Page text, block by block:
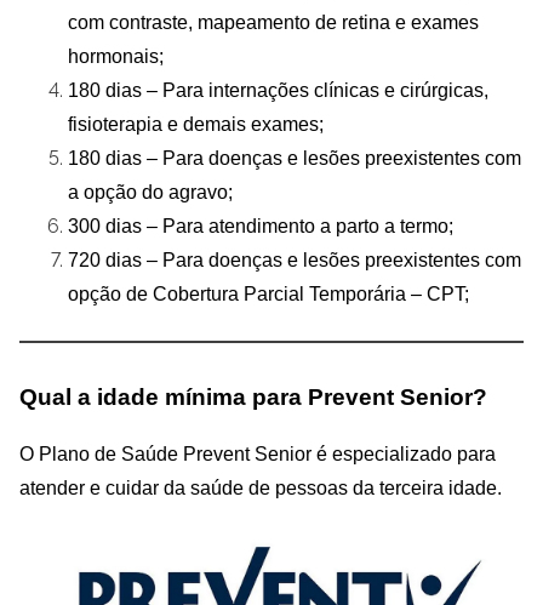
com contraste, mapeamento de retina e exames
hormonais;
180 dias – Para internações clínicas e cirúrgicas,
fisioterapia e demais exames;
180 dias – Para doenças e lesões preexistentes com
a opção do agravo;
300 dias – Para atendimento a parto a termo;
720 dias – Para doenças e lesões preexistentes com
opção de Cobertura Parcial Temporária – CPT;
Qual a idade mínima para Prevent Senior?
O Plano de Saúde Prevent Senior é especializado para
atender e cuidar da saúde de pessoas da terceira idade.